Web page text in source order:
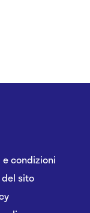
e condizioni
sito